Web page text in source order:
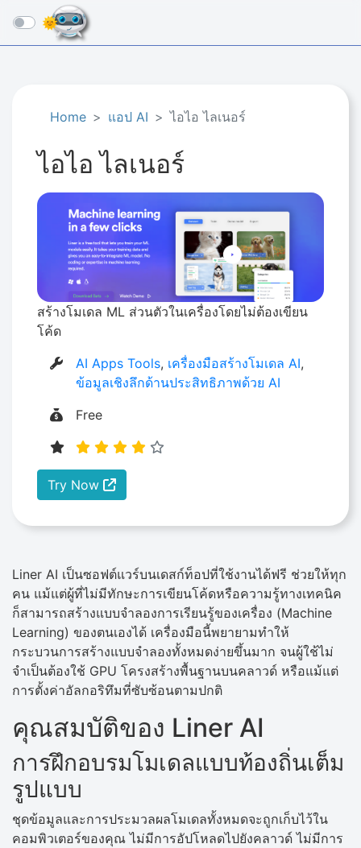
☰
Home แอป AI ไอไอ ไลเนอร์
ไอไอ ไลเนอร์
สร้างโมเดล ML ส่วนตัวในเครื่องโดยไม่ต้องเขียน
โค้ด
AI Apps Tools, เครื่องมือสร้างโมเดล AI,
ข้อมูลเชิงลึกด้านประสิทธิภาพด้วย AI
Free
Try Now
Liner AI เป็นซอฟต์แวร์บนเดสก์ท็อปที่ใช้งานได้ฟรี ช่วยให้ทุก
คน แม้แต่ผู้ที่ไม่มีทักษะการเขียนโค้ดหรือความรู้ทางเทคนิค
ก็สามารถสร้างแบบจำลองการเรียนรู้ของเครื่อง (Machine
Learning) ของตนเองได้ เครื่องมือนี้พยายามทำให้
กระบวนการสร้างแบบจำลองทั้งหมดง่ายขึ้นมาก จนผู้ใช้ไม่
จำเป็นต้องใช้ GPU โครงสร้างพื้นฐานบนคลาวด์ หรือแม้แต่
การตั้งค่าอัลกอริทึมที่ซับซ้อนตามปกติ
คุณสมบัติของ Liner AI
การฝึกอบรมโมเดลแบบท้องถิ่นเต็ม
รูปแบบ
ชุดข้อมูลและการประมวลผลโมเดลทั้งหมดจะถูกเก็บไว้ใน
คอมพิวเตอร์ของคุณ ไม่มีการอัปโหลดไปยังคลาวด์ ไม่มีการ